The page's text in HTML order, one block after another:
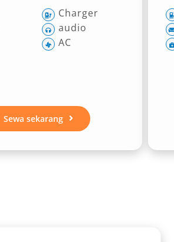
Charger
audio
AC
Sewa sekarang